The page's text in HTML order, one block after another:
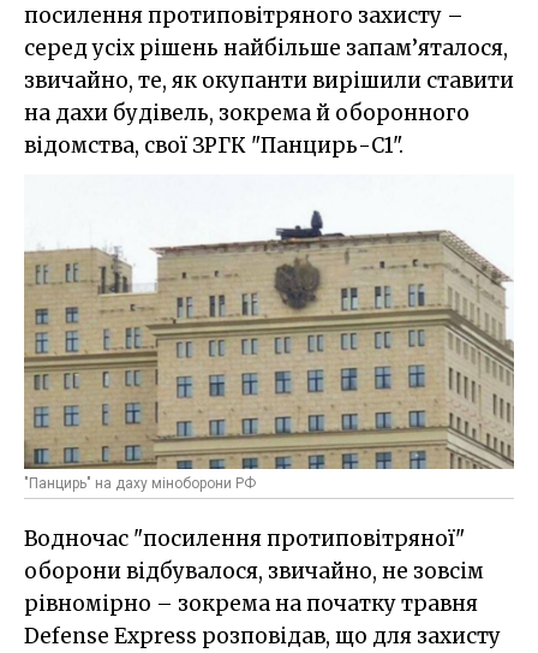
посилення протиповітряного захисту –
серед усіх рішень найбільше запам’яталося,
звичайно, те, як окупанти вирішили ставити
на дахи будівель, зокрема й оборонного
відомства, свої ЗРГК "Панцирь-С1".
"Панцирь" на даху міноборони РФ
Водночас "посилення протиповітряної"
оборони відбувалося, звичайно, не зовсім
рівномірно – зокрема на початку травня
Defense Express розповідав, що для захисту